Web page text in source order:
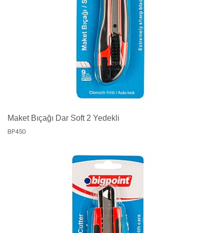
Maket Bıçağı Dar Soft 2 Yedekli
BP450